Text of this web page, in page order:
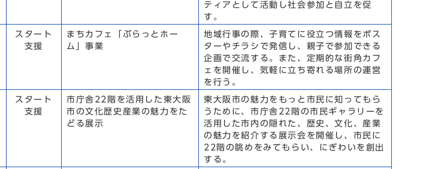
ティアとして活動し社会参加と自立を促
す。
スタート
支援
まちカフェ「ぷらっとホー
ム」事業
地域行事の際、子育てに役立つ情報をポス
ターやチラシで発信し、親子で参加できる
企画で交流する。また、定期的な街角カフ
ェを開催し、気軽に立ち寄れる場所の運営
を行う。
スタート
支援
市庁舎22階を活用した東大阪
市の文化歴史産業の魅力をた
どる展示
東大阪市の魅力をもっと市民に知ってもら
うために、市庁舎22階の市民ギャラリーを
活用した市内の隠れた、歴史、文化、産業
の魅力を紹介する展示会を開催し、市民に
22階の眺めをみてもらい、にぎわいを創出
する。